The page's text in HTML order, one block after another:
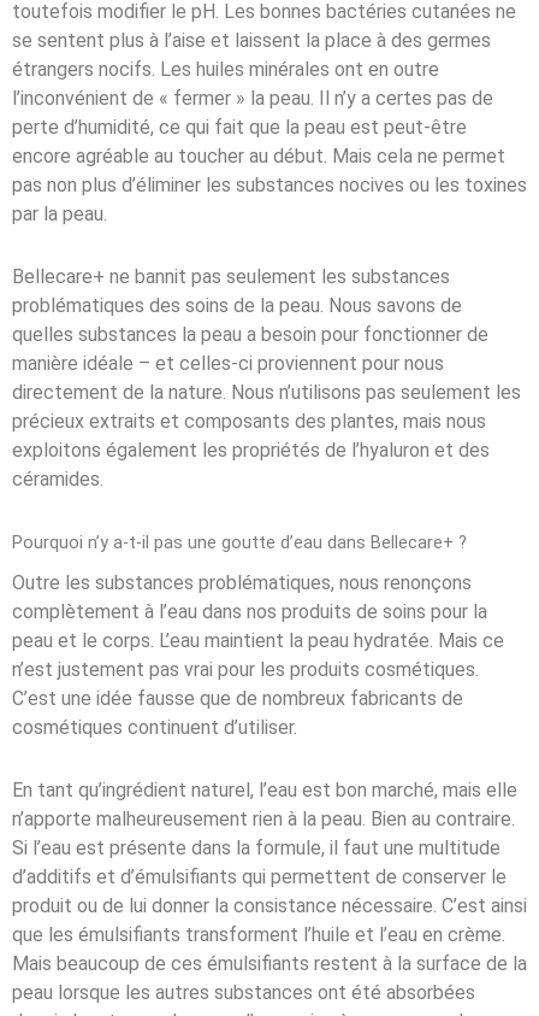
toutefois modifier le pH. Les bonnes bactéries cutanées ne
se sentent plus à l’aise et laissent la place à des germes
étrangers nocifs. Les huiles minérales ont en outre
l’inconvénient de « fermer » la peau. Il n’y a certes pas de
perte d’humidité, ce qui fait que la peau est peut-être
encore agréable au toucher au début. Mais cela ne permet
pas non plus d’éliminer les substances nocives ou les toxines
par la peau.
Bellecare+ ne bannit pas seulement les substances
problématiques des soins de la peau. Nous savons de
quelles substances la peau a besoin pour fonctionner de
manière idéale – et celles-ci proviennent pour nous
directement de la nature. Nous n’utilisons pas seulement les
précieux extraits et composants des plantes, mais nous
exploitons également les propriétés de l’hyaluron et des
céramides.
Pourquoi n’y a-t-il pas une goutte d’eau dans Bellecare+ ?
Outre les substances problématiques, nous renonçons
complètement à l’eau dans nos produits de soins pour la
peau et le corps. L’eau maintient la peau hydratée. Mais ce
n’est justement pas vrai pour les produits cosmétiques.
C’est une idée fausse que de nombreux fabricants de
cosmétiques continuent d’utiliser.
En tant qu’ingrédient naturel, l’eau est bon marché, mais elle
n’apporte malheureusement rien à la peau. Bien au contraire.
Si l’eau est présente dans la formule, il faut une multitude
d’additifs et d’émulsifiants qui permettent de conserver le
produit ou de lui donner la consistance nécessaire. C’est ainsi
que les émulsifiants transforment l’huile et l’eau en crème.
Mais beaucoup de ces émulsifiants restent à la surface de la
peau lorsque les autres substances ont été absorbées